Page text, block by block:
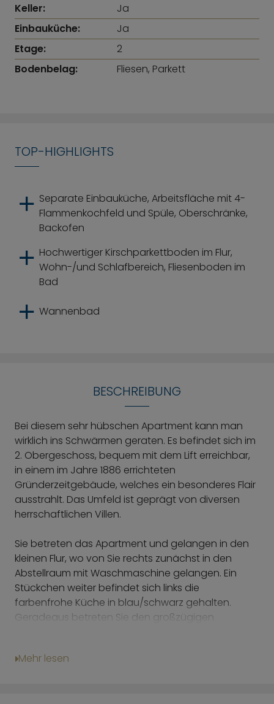
Keller:
Ja
Einbauküche:
Ja
Etage:
2
Bodenbelag:
Fliesen, Parkett
TOP-HIGHLIGHTS
Separate Einbauküche, Arbeitsfläche mit 4-
Flammenkochfeld und Spüle, Oberschränke,
Backofen
Hochwertiger Kirschparkettboden im Flur,
Wohn-/und Schlafbereich, Fliesenboden im
Bad
Wannenbad
BESCHREIBUNG
Bei diesem sehr hübschen Apartment kann man
wirklich ins Schwärmen geraten. Es befindet sich im
2. Obergeschoss, bequem mit dem Lift erreichbar,
in einem im Jahre 1886 errichteten
Gründerzeitgebäude, welches ein besonderes Flair
ausstrahlt. Das Umfeld ist geprägt von diversen
herrschaftlichen Villen.
Sie betreten das Apartment und gelangen in den
kleinen Flur, wo von Sie rechts zunächst in den
Abstellraum mit Waschmaschine gelangen. Ein
Stückchen weiter befindet sich links die
farbenfrohe Küche in blau/schwarz gehalten.
Geradeaus betreten Sie den großzügigen
oder auch das leckere Essen zu zweit am Abend,
Mehr lesen